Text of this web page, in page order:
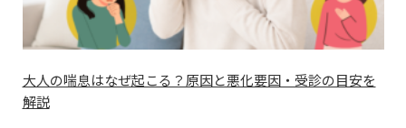
大人の喘息はなぜ起こる？原因と悪化要因・受診の目安を
解説